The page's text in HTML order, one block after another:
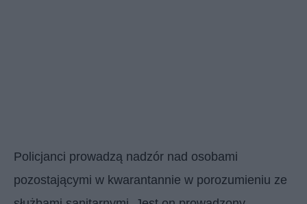
Policjanci prowadzą nadzór nad osobami
pozostającymi w kwarantannie w porozumieniu ze